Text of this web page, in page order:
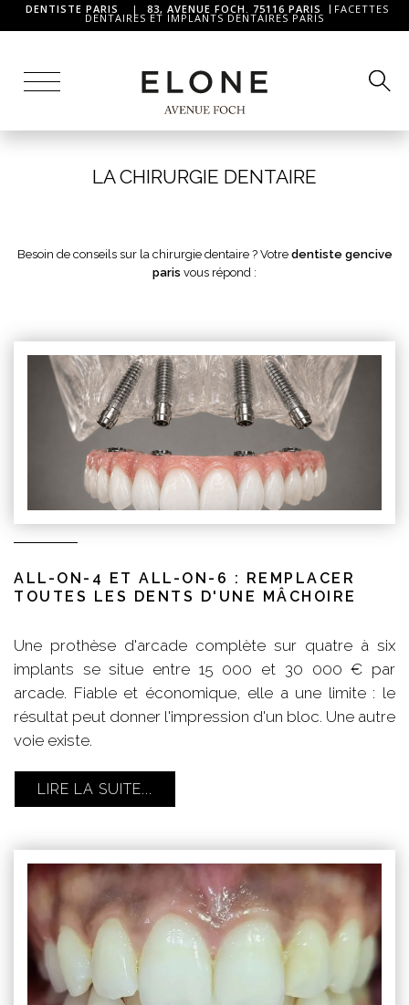
DENTISTE PARIS | 83, AVENUE FOCH. 75116 PARIS FACETTES
DENTAIRES ET IMPLANTS DENTAIRES PARIS
LA CHIRURGIE DENTAIRE
Besoin de conseils sur la chirurgie dentaire ? Votre dentiste gencive
paris vous répond :
ALL-ON-4 ET ALL-ON-6 : REMPLACER
TOUTES LES DENTS D'UNE MÂCHOIRE
Une prothèse d'arcade complète sur quatre à six
implants se situe entre 15 000 et 30 000 € par
arcade. Fiable et économique, elle a une limite : le
résultat peut donner l'impression d'un bloc. Une autre
voie existe.
LIRE LA SUITE...